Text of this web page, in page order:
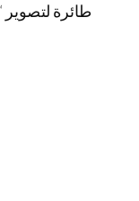
طائرة لتصوير